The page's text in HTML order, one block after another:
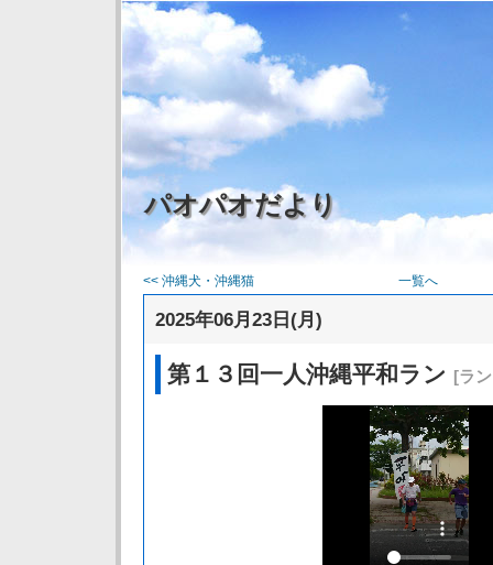
パオパオだより
<< 沖縄犬・沖縄猫 一覧へ
2025年06月23日(月)
第１３回一人沖縄平和ラン [ラ